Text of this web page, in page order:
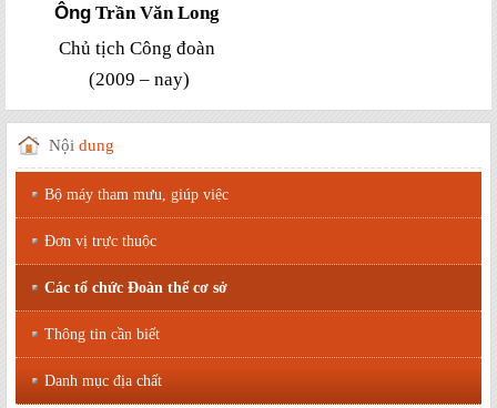
Ông Trần Văn Long
Chủ tịch Công đoàn
(2009 – nay)
Nội dung
Bộ máy tham mưu, giúp việc
Đơn vị trực thuộc
Các tổ chức Đoàn thể cơ sở
Thông tin cần biết
Danh mục địa chất